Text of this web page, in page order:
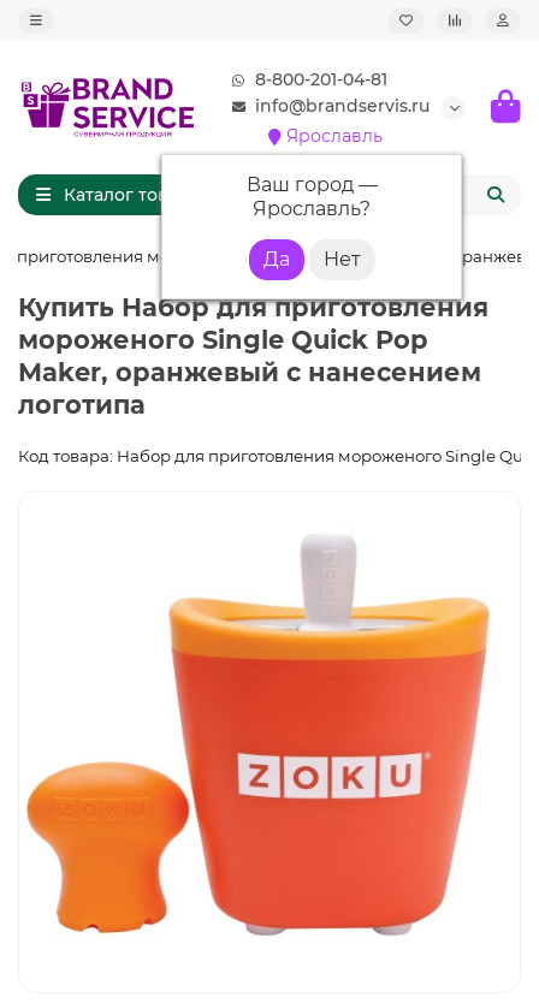
8-800-201-04-81
info@brandservis.ru
Ярославль
Ваш город —
Ярославль?
Каталог товаров
приготовления мороженого Single Quick Pop Maker,
Купить Набор для приготовления
мороженого Single Quick Pop
Maker, оранжевый с нанесением
логотипа
Код товара: Набор для приготовления мороженого Single